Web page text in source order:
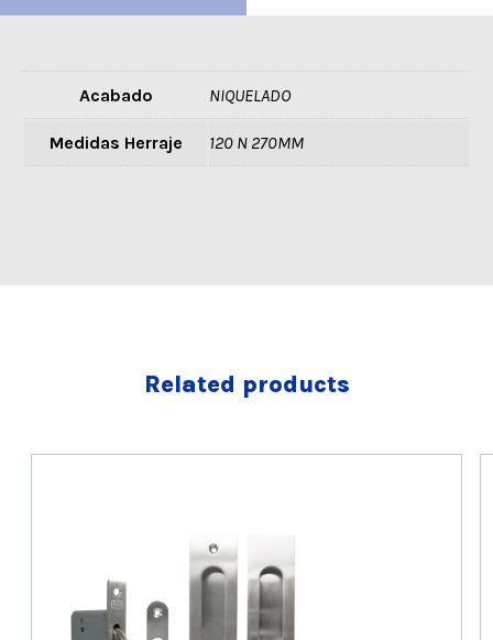
Acabado NIQUELADO
Medidas Herraje 120 N 270MM
Related products